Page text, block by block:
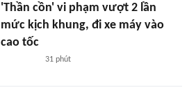
'Thần cồn' vi phạm vượt 2 lần
mức kịch khung, đi xe máy vào
cao tốc
31 phút